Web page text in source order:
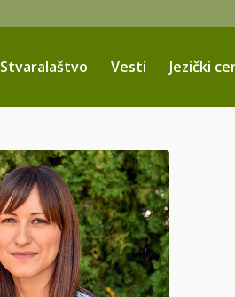
Stvaralaštvo Vesti Jezički